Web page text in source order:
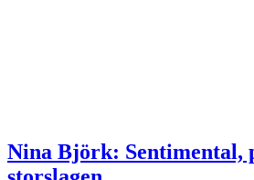
Nina Björk: Sentimental,